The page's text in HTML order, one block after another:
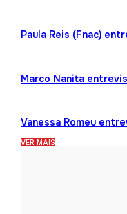
Paula Reis (Fnac)
Marco Nanita
Vanessa Romeu
VER MAIS